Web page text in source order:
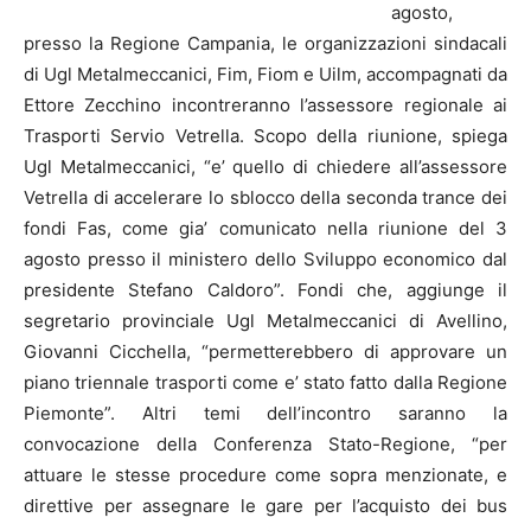
agosto,
presso la Regione Campania, le organizzazioni sindacali
di Ugl Metalmeccanici, Fim, Fiom e Uilm, accompagnati da
Ettore Zecchino incontreranno l’assessore regionale ai
Trasporti Servio Vetrella. Scopo della riunione, spiega
Ugl Metalmeccanici, “e’ quello di chiedere all’assessore
Vetrella di accelerare lo sblocco della seconda trance dei
fondi Fas, come gia’ comunicato nella riunione del 3
agosto presso il ministero dello Sviluppo economico dal
presidente Stefano Caldoro”. Fondi che, aggiunge il
segretario provinciale Ugl Metalmeccanici di Avellino,
Giovanni Cicchella, “permetterebbero di approvare un
piano triennale trasporti come e’ stato fatto dalla Regione
Piemonte”. Altri temi dell’incontro saranno la
convocazione della Conferenza Stato-Regione, “per
attuare le stesse procedure come sopra menzionate, e
direttive per assegnare le gare per l’acquisto dei bus